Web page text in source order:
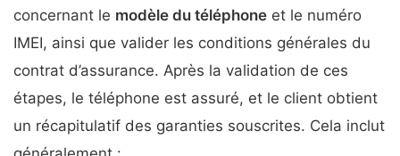
concernant le modèle du téléphone et le numéro
IMEI, ainsi que valider les conditions générales du
contrat d’assurance. Après la validation de ces
étapes, le téléphone est assuré, et le client obtient
un récapitulatif des garanties souscrites. Cela inclut